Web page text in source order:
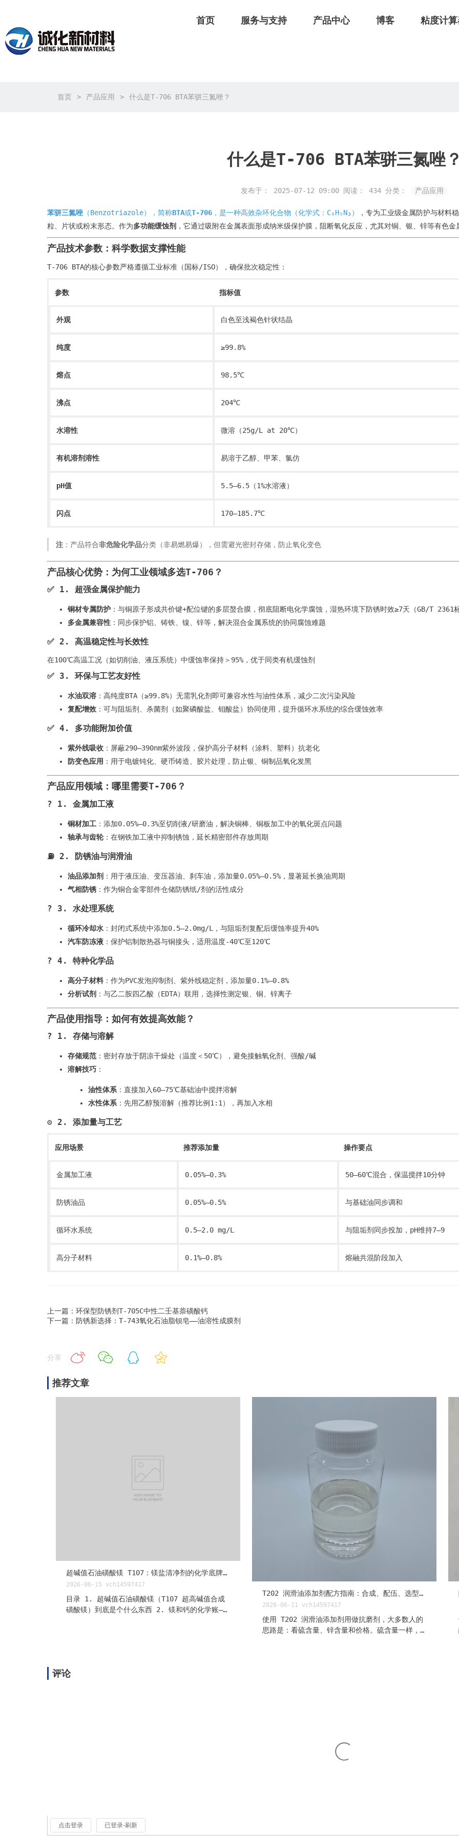
首页 服务与支持 产品中心 博客 粘度计
首页 产品应用 什么是T-706 BTA苯骈三氮唑？
什么是T-706 BTA苯骈三氮唑？
发布于： 2025-07-12 09:00 阅读： 434 分类： 产品应用
苯骈三氮唑 ​（Benzotriazole），简称BTA或T-706 ，是一种高效杂环化合物（化学式：C₆H₅N₃）
，专为工业级金属防护与材料
粒、片状或粉末形态。作为多功能缓蚀剂 ，它通过吸附在金属表面形成纳米级保护膜，阻断氧化反应，尤其对铜、银、锌等有色金
产品技术参数：科学数据支撑性能
T-706 BTA的核心参数严格遵循工业标准（国标/ISO），确保批次稳定性：
参数 指标值
外观 白色至浅褐色针状结晶
纯度 ≥99.8%
熔点 98.5℃
沸点 204℃
水溶性 微溶（25g/L at 20℃）
有机溶剂溶性 易溶于乙醇、甲苯、氯仿
pH值 5.5–6.5（1%水溶液）
闪点 170–185.7℃
注 ​：产品符合非危险化学品分类（非易燃易爆），但需避光密封存储，防止氧化变色
产品核心优势：为何工业领域多选T-706？
✅ ​ 1. 超强金属保护能力
铜材专属防护 ：与铜原子形成共价键+配位键的多层螯合膜，彻底阻断电化学腐蚀，湿热环境下防锈时效≥7天（GB/T 2361标
多金属兼容性 ​：同步保护铝、铸铁、镍、锌等，解决混合金属系统的协同腐蚀难题
✅ ​ 2. 高温稳定性与长效性
在100℃高温工况（如切削油、液压系统）中缓蚀率保持＞95%，优于同类有机缓蚀剂
✅ ​ 3. 环保与工艺友好性
水油双溶 ​：高纯度BTA（≥99.8%）无需乳化剂即可兼容水性与油性体系，减少二次污染风险
复配增效 ​：可与阻垢剂、杀菌剂（如聚磷酸盐、钼酸盐）协同使用，提升循环水系统的综合缓蚀效率
✅ ​ 4. 多功能附加价值
紫外线吸收 ​：屏蔽290–390nm紫外波段，保护高分子材料（涂料、塑料）抗老化
防变色应用 ​：用于电镀钝化、硬币铸造、胶片处理，防止银、铜制品氧化发黑
产品应用领域：哪里需要T-706？
?️ ​ 1. 金属加工液
铜材加工 ​：添加0.05%–0.3%至切削液/研磨油，解决铜棒、铜板加工中的氧化斑点问题
轴承与齿轮​：在钢铁加工液中抑制锈蚀，延长精密部件存放周期
⛽ ​ 2. 防锈油与润滑油
油品添加剂 ​：用于液压油、变压器油、刹车油，添加量0.05%–0.5%，显著延长换油周期
气相防锈 ​：作为铜合金零部件仓储防锈纸/剂的活性成分
? ​ 3. 水处理系统
循环冷却水 ​：封闭式系统中添加0.5–2.0mg/L，与阻垢剂复配后缓蚀率提升40%
汽车防冻液 ​：保护铝制散热器与铜接头，适用温度-40℃至120℃
? ​ 4. 特种化学品
高分子材料 ​：作为PVC发泡抑制剂、紫外线稳定剂，添加量0.1%–0.8%
分析试剂 ​：与乙二胺四乙酸（EDTA）联用，选择性测定银、铜、锌离子
产品使用指导：如何有效提高效能？
? ​ 1. 存储与溶解
存储规范 ​：密封存放于阴凉干燥处（温度＜50℃），避免接触氧化剂、强酸/碱
溶解技巧 ​：
油性体系 ​：直接加入60–75℃基础油中搅拌溶解
水性体系 ​：先用乙醇预溶解（推荐比例1:1），再加入水相
⚙️ ​ 2. 添加量与工艺
应用场景 推荐添加量 操作要点
金属加工液 0.05%–0.3% 50–60℃混合，保温搅拌10分钟
防锈油品 0.05%–0.5% 与基础油同步调和
循环水系统 0.5–2.0 mg/L 与阻垢剂同步投加，pH维持7–9
高分子材料 0.1%–0.8% 熔融共混阶段加入
上一篇：环保型防锈剂T-705C中性二壬基萘磺酸钙
下一篇：防锈新选择：T-743氧化石油脂钡皂——油溶性成膜剂
分享
推荐文章
超碱值石油磺酸镁 T107：镁盐清净剂的化学底牌与选型逻辑
2026-06-15 vch14597417
目录 1. 超碱值石油磺酸镁（T107 超高碱值合成
磺酸镁）到底是个什么东西 2. 镁和钙的化学账——
参考资料 选择合适的清净剂，十个人里有九个看的
T202 润滑油添加剂配方指南：合成、配伍、选型逻辑
2026-06-11 vch14597417
使用 T202 润滑油添加剂用做抗磨剂，大多数人的
思路是：看硫含量、锌含量和价格。硫含量一样，
方的工程师，或者需要对 T202 做选型判断的采购
和技术销售。读完你知道伯醇和仲醇的区别为什么
评论
点击登录 已登录-刷新